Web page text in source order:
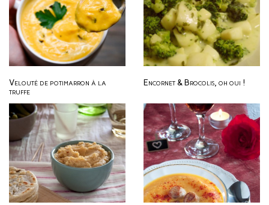
Velouté de potimarron à la
truffe
Encornet & Brocolis, oh oui !